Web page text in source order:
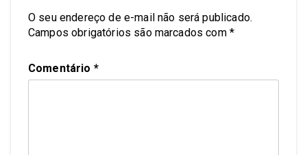
O seu endereço de e-mail não será publicado.
Campos obrigatórios são marcados com *
Comentário *